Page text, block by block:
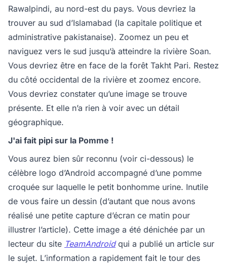
Rawalpindi, au nord-est du pays. Vous devriez la
trouver au sud d’Islamabad (la capitale politique et
administrative pakistanaise). Zoomez un peu et
naviguez vers le sud jusqu’à atteindre la rivière Soan.
Vous devriez être en face de la forêt Takht Pari. Restez
du côté occidental de la rivière et zoomez encore.
Vous devriez constater qu’une image se trouve
présente. Et elle n’a rien à voir avec un détail
géographique.
J'ai fait pipi sur la Pomme !
Vous aurez bien sûr reconnu (voir ci-dessous) le
célèbre logo d’Android accompagné d’une pomme
croquée sur laquelle le petit bonhomme urine. Inutile
de vous faire un dessin (d’autant que nous avons
réalisé une petite capture d’écran ce matin pour
illustrer l’article). Cette image a été dénichée par un
lecteur du site TeamAndroidqui a publié un article sur
le sujet. L’information a rapidement fait le tour des